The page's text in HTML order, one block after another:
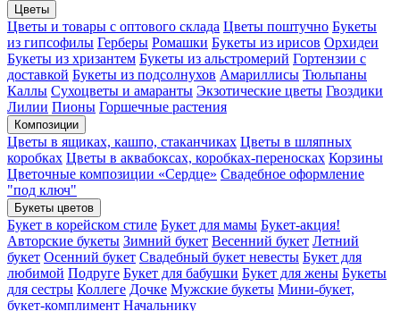
Цветы
Цветы и товары с оптового склада Цветы поштучно Букеты
из гипсофилы Герберы Ромашки Букеты из ирисов Орхидеи
Букеты из хризантем Букеты из альстромерий Гортензии с
доставкой Букеты из подсолнухов Амариллисы Тюльпаны
Каллы Сухоцветы и амаранты Экзотические цветы Гвоздики
Лилии Пионы Горшечные растения
Композиции
Цветы в ящиках, кашпо, стаканчиках Цветы в шляпных
коробках Цветы в аквабоксах, коробках-переносках Корзины
Цветочные композиции «Сердце» Свадебное оформление
"под ключ"
Букеты цветов
Букет в корейском стиле Букет для мамы Букет-акция!
Авторские букеты Зимний букет Весенний букет Летний
букет Осенний букет Свадебный букет невесты Букет для
любимой Подруге Букет для бабушки Букет для жены Букеты
для сестры Коллеге Дочке Мужские букеты Мини-букет,
букет-комплимент Начальнику